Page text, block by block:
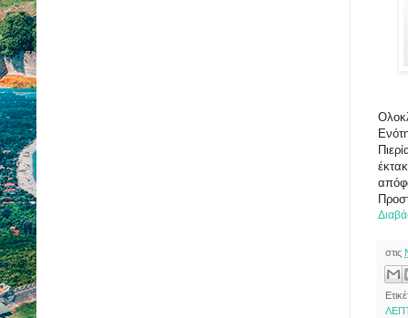
στις